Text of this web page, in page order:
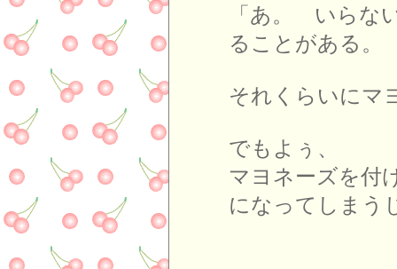
「あ。 いらな
ることがある。
それくらいにマ
でもよぅ、
マヨネーズを付
になってしまう